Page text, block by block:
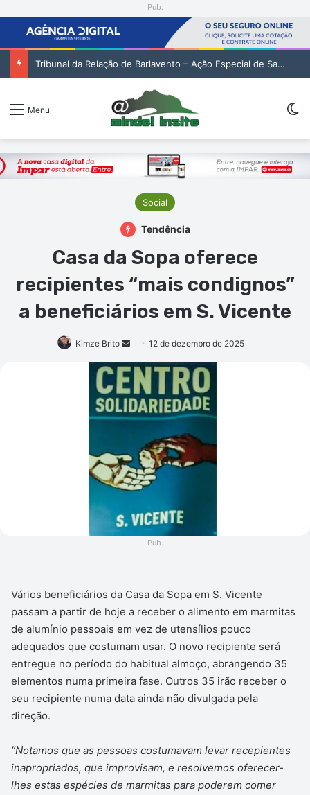
Pub.
Tribunal da Relação de Barlavento – Ação Especial de Sandra Helena Monteiro Lima (2. pub)
Menu
Social
Tendência
Casa da Sopa oferece
recipientes “mais condignos”
a beneficiários em S. Vicente
Kimze Brito
Mande
e-
mail
12 de dezembro de 2025
Pub.
Vários beneficiários da Casa da Sopa em S. Vicente
passam a partir de hoje a receber o alimento em marmitas
de alumínio pessoais em vez de utensílios pouco
adequados que costumam usar. O novo recipiente será
entregue no período do habitual almoço, abrangendo 35
elementos numa primeira fase. Outros 35 irão receber o
seu recipiente numa data ainda não divulgada pela
direção.
“Notamos que as pessoas costumavam levar recepientes
inapropriados, que improvisam, e resolvemos oferecer-
lhes estas espécies de marmitas para poderem comer